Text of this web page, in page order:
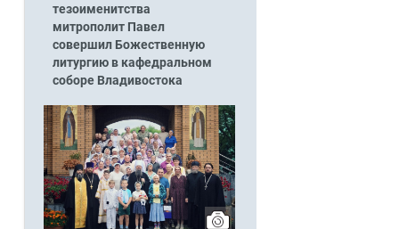
тезоименитства
митрополит Павел
совершил Божественную
литургию в кафедральном
соборе Владивостока